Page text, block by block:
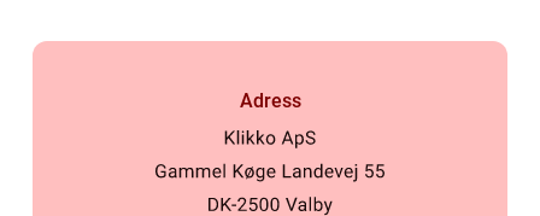
Adress